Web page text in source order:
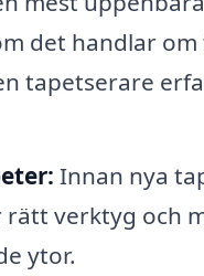
det handlar
tapetserare
Innan nya
verktyg och
ytor.